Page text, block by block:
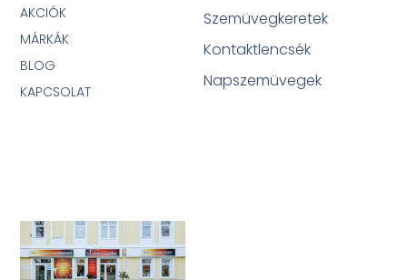
Szemüvegkeretek
Kontaktlencsék
Napszemüvegek
AKCIÓK
MÁRKÁK
BLOG
KAPCSOLAT